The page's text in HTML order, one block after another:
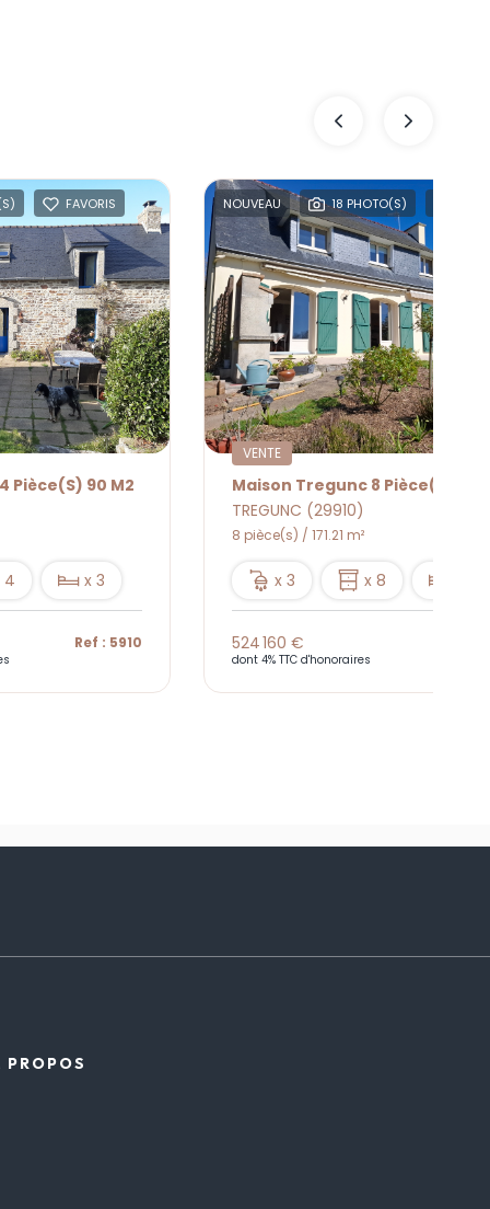
FAVORIS
Pièce(s) 90 M2
4 x 3
Ref : 5910
NOUVEAU 18 PHOTO(S)
VENTE
TREGUNC (29910)
8 pièce(s) / 171.21 m²
x 3 x 8
524 160 €
dont 4% TTC d'honoraires
PROPOS